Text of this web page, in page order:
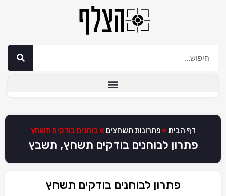
דף הבית » פתרונות תשחצים » בוחנים בודקים תשחץ
פתרון לבוחנים בודקים תשחץ, תשבץ
פתרון לבוחנים בודקים תשחץ